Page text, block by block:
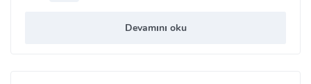
Devamını oku